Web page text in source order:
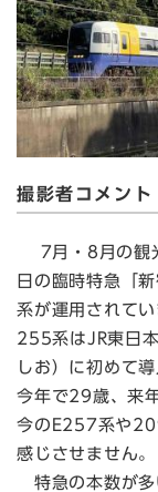
撮影者コメント
7月・8月の観
日の臨時特急「
系が運用されてい
255系はJR東日
しお）に初めて
今年で29歳、来
今のE257系や
感じさせません。
特急の本数が多